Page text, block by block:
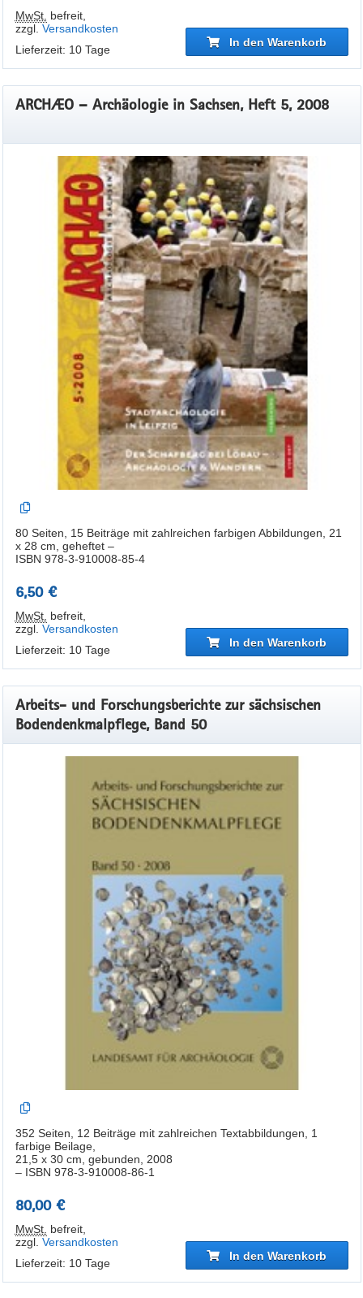
MwSt. befreit,
zzgl. Versandkosten
Lieferzeit: 10 Tage
In den Warenkorb
ARCHÆO – Archäologie in Sachsen, Heft 5, 2008
80 Seiten, 15 Beiträge mit zahlreichen farbigen Abbildungen, 21
x 28 cm, geheftet –
ISBN 978-3-910008-85-4
6,50 €
MwSt. befreit,
zzgl. Versandkosten
Lieferzeit: 10 Tage
In den Warenkorb
Arbeits- und Forschungsberichte zur sächsischen
Bodendenkmalpflege, Band 50
352 Seiten, 12 Beiträge mit zahlreichen Textabbildungen, 1
farbige Beilage,
21,5 x 30 cm, gebunden, 2008
– ISBN 978-3-910008-86-1
80,00 €
MwSt. befreit,
zzgl. Versandkosten
Lieferzeit: 10 Tage
In den Warenkorb